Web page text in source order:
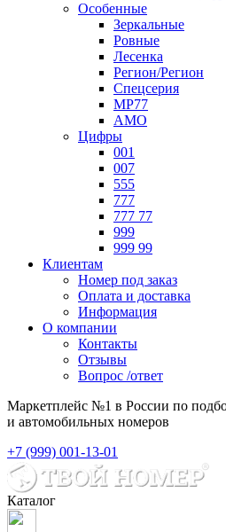
Особенные
Зеркальные
Ровные
Лесенка
Регион/Регион
Спецсерия
МР77
АМО
Цифры
001
007
555
777
777 77
999
999 99
Клиентам
Номер под заказ
Оплата и доставка
Информация
О компании
Контакты
Отзывы
Вопрос /ответ
Маркетплейс №1 в России по
и автомобильных номеров
+7 (999) 001-13-01
Каталог